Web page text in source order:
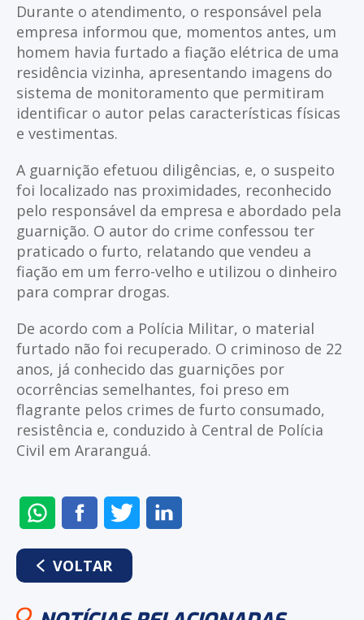
Durante o atendimento, o responsável pela
empresa informou que, momentos antes, um
homem havia furtado a fiação elétrica de uma
residência vizinha, apresentando imagens do
sistema de monitoramento que permitiram
identificar o autor pelas características físicas
e vestimentas.
A guarnição efetuou diligências, e, o suspeito
foi localizado nas proximidades, reconhecido
pelo responsável da empresa e abordado pela
guarnição. O autor do crime confessou ter
praticado o furto, relatando que vendeu a
fiação em um ferro-velho e utilizou o dinheiro
para comprar drogas.
De acordo com a Polícia Militar, o material
furtado não foi recuperado. O criminoso de 22
anos, já conhecido das guarnições por
ocorrências semelhantes, foi preso em
flagrante pelos crimes de furto consumado,
resistência e, conduzido à Central de Polícia
Civil em Araranguá.
ENVIAR
NO
WHATSAPP
COMPARTILHAR
NO
FACEBOOK
COMPARTILHAR
NO
VOLTAR